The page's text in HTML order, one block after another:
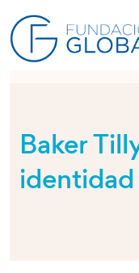
Baker
identidad